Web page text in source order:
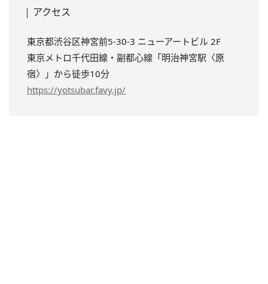
アクセス
東京都渋谷区神宮前5-30-3 ニューアートビル 2F
東京メトロ千代田線・副都心線「明治神宮駅〈原
宿〉」から徒歩10分
https://yotsubar.favy.jp/